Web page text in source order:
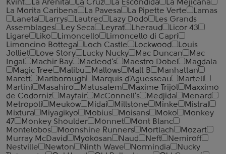
Kvint
La Arenita La Cruz La Escondida
La Mejicana
La Morita Caribena
La Pavesa La Pipette Verte
Lamas
Laneta
Larrys Lautrec Lazy Dodo
Les Grands
Assemblages
Ley Seca Leyrat Lheraud
Licor 43
Ligare
Liko Limoncello
Limoncello di Capri
Limoncino Bottega
Loch Castle Lockwood
Louis
Jolliet
Love Story Lucky Nucky Mac Duncan
Mac
Ingal
Machir Bay Macleod's Maestro Dobel
Magdala
Magic Tree
Malibu Mallows Malt B
Manhattan
Marett
Marlborough Marquis d'Aguesseau
Martell
Martini
Masahiro Matusalem Maxime Trijol
Maxximo
de Codorniz
Mayfair McConnell's Medjida
Menard
Metropoli
Meukow Midai Millstone Minke
Mistral
Mixtura
Miyagikyo Mobius Moisans Moko
Monkey
47
Monkey Shoulder Monnet
Mont Blanc
Montelobos
Moonshine Runners Mortlach
Mozart
Murray McDavid
Myokosan Naud Neft
Nemiroff
Nestville
Newton Ninth Wave Normindia
Nucky